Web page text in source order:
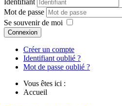
Identifiant
Mot de passe
Se souvenir de moi
Connexion
Créer un compte
Identifiant oublié ?
Mot de passe oublié ?
Vous êtes ici :
Accueil